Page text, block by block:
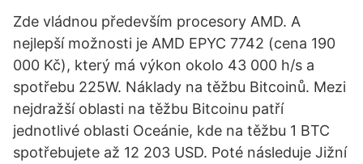
Zde vládnou především procesory AMD. A
nejlepší možnosti je AMD EPYC 7742 (cena 190
000 Kč), který má výkon okolo 43 000 h/s a
spotřebu 225W. Náklady na těžbu Bitcoinů. Mezi
nejdražší oblasti na těžbu Bitcoinu patří
jednotlivé oblasti Oceánie, kde na těžbu 1 BTC
spotřebujete až 12 203 USD. Poté následuje Jižní